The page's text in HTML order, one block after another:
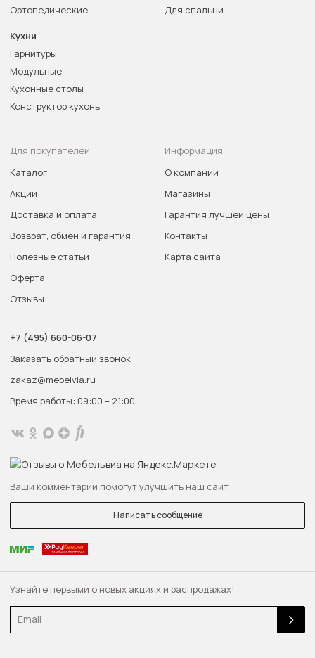
Узнайте первыми о новых акциях и распродажах!
Email
Ортопедические
Для спальни
Кухни
Гарнитуры
Модульные
Кухонные столы
Конструктор кухонь
Для покупателей
Каталог
Акции
Доставка и оплата
Возврат, обмен и гарантия
Полезные статьи
Оферта
Отзывы
Информация
О компании
Магазины
Гарантия лучшей цены
Контакты
Карта сайта
+7 (495) 660-06-07
Заказать обратный звонок
zakaz@mebelvia.ru
Время работы: 09:00 – 21:00
Ваши комментарии помогут улучшить наш сайт
Написать сообщение